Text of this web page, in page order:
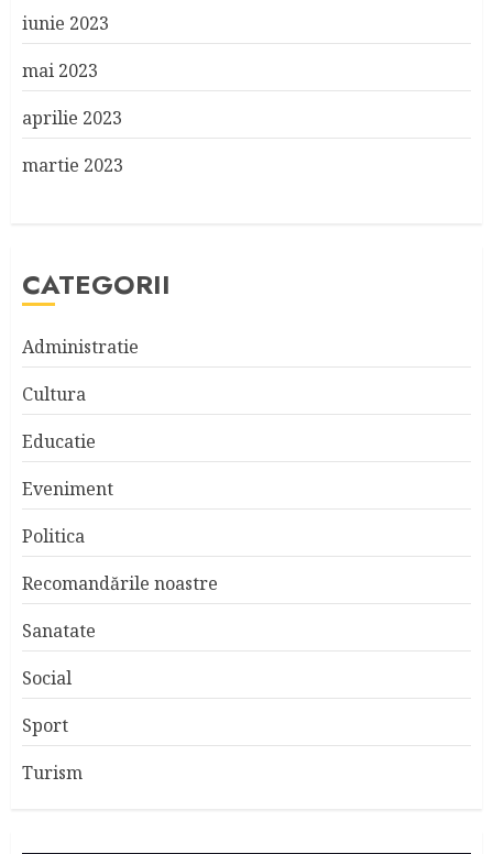
iunie 2023
mai 2023
aprilie 2023
martie 2023
CATEGORII
Administratie
Cultura
Educatie
Eveniment
Politica
Recomandările noastre
Sanatate
Social
Sport
Turism